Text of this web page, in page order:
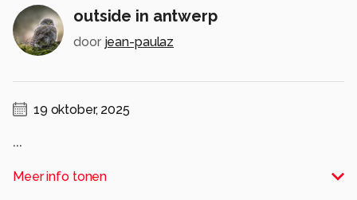
outside in antwerp
door jean-paulaz
19 oktober, 2025
...
Alle rechten voorbehouden
Meer info tonen